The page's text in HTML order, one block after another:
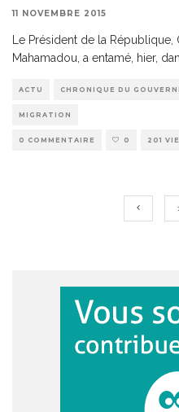
11 NOVEMBRE 2015
Le Président de la République,
Mahamadou, a entamé, hier,
ACTU CHRONIQUE DU
MIGRATION
0 COMMENTAIRE 0 201
1